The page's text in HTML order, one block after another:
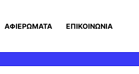
ΑΦΙΕΡΩΜΑΤΑ ΕΠΙΚΟΙΝΩΝΙΑ